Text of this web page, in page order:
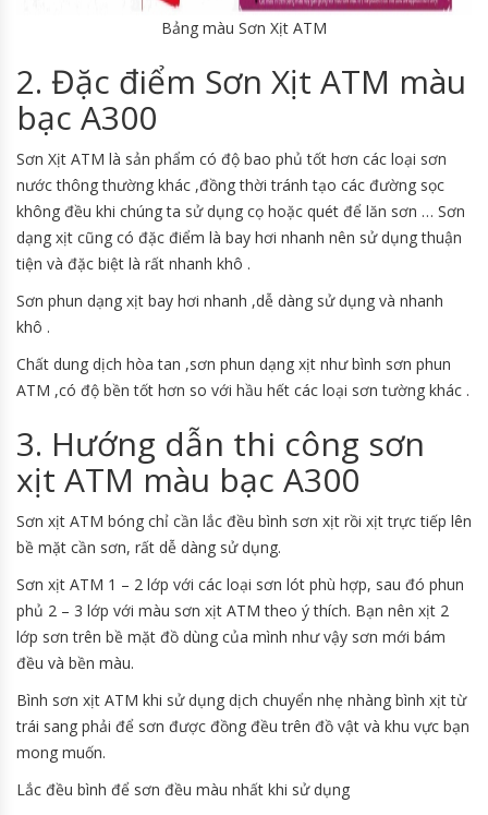
Bảng màu Sơn Xịt ATM
2. Đặc điểm Sơn Xịt ATM màu
bạc A300
Sơn Xịt ATM là sản phẩm có độ bao phủ tốt hơn các loại sơn
nước thông thường khác ,đồng thời tránh tạo các đường sọc
không đều khi chúng ta sử dụng cọ hoặc quét để lăn sơn … Sơn
dạng xịt cũng có đặc điểm là bay hơi nhanh nên sử dụng thuận
tiện và đặc biệt là rất nhanh khô .
Sơn phun dạng xịt bay hơi nhanh ,dễ dàng sử dụng và nhanh
khô .
Chất dung dịch hòa tan ,sơn phun dạng xịt như bình sơn phun
ATM ,có độ bền tốt hơn so với hầu hết các loại sơn tường khác .
3. Hướng dẫn thi công sơn
xịt ATM màu bạc A300
Sơn xịt ATM bóng chỉ cần lắc đều bình sơn xịt rồi xịt trực tiếp lên
bề mặt cần sơn, rất dễ dàng sử dụng.
Sơn xịt ATM 1 – 2 lớp với các loại sơn lót phù hợp, sau đó phun
phủ 2 – 3 lớp với màu sơn xịt ATM theo ý thích. Bạn nên xịt 2
lớp sơn trên bề mặt đồ dùng của mình như vậy sơn mới bám
đều và bền màu.
Bình sơn xịt ATM khi sử dụng dịch chuyển nhẹ nhàng bình xịt từ
trái sang phải để sơn được đồng đều trên đồ vật và khu vực bạn
mong muốn.
Lắc đều bình để sơn đều màu nhất khi sử dụng